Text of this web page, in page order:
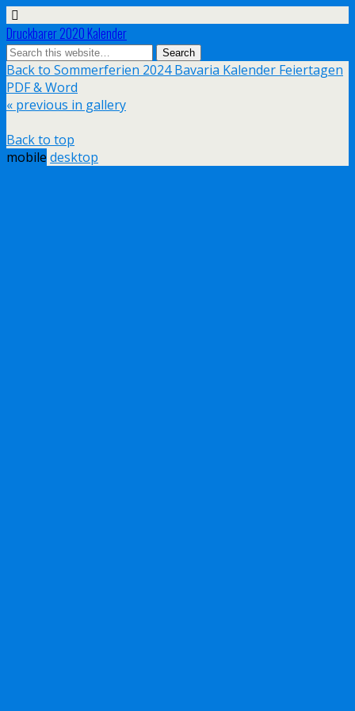
Druckbarer 2020 Kalender
Back to Sommerferien 2024 Bavaria Kalender Feiertagen
PDF & Word
« previous in gallery
Back to top
mobile desktop